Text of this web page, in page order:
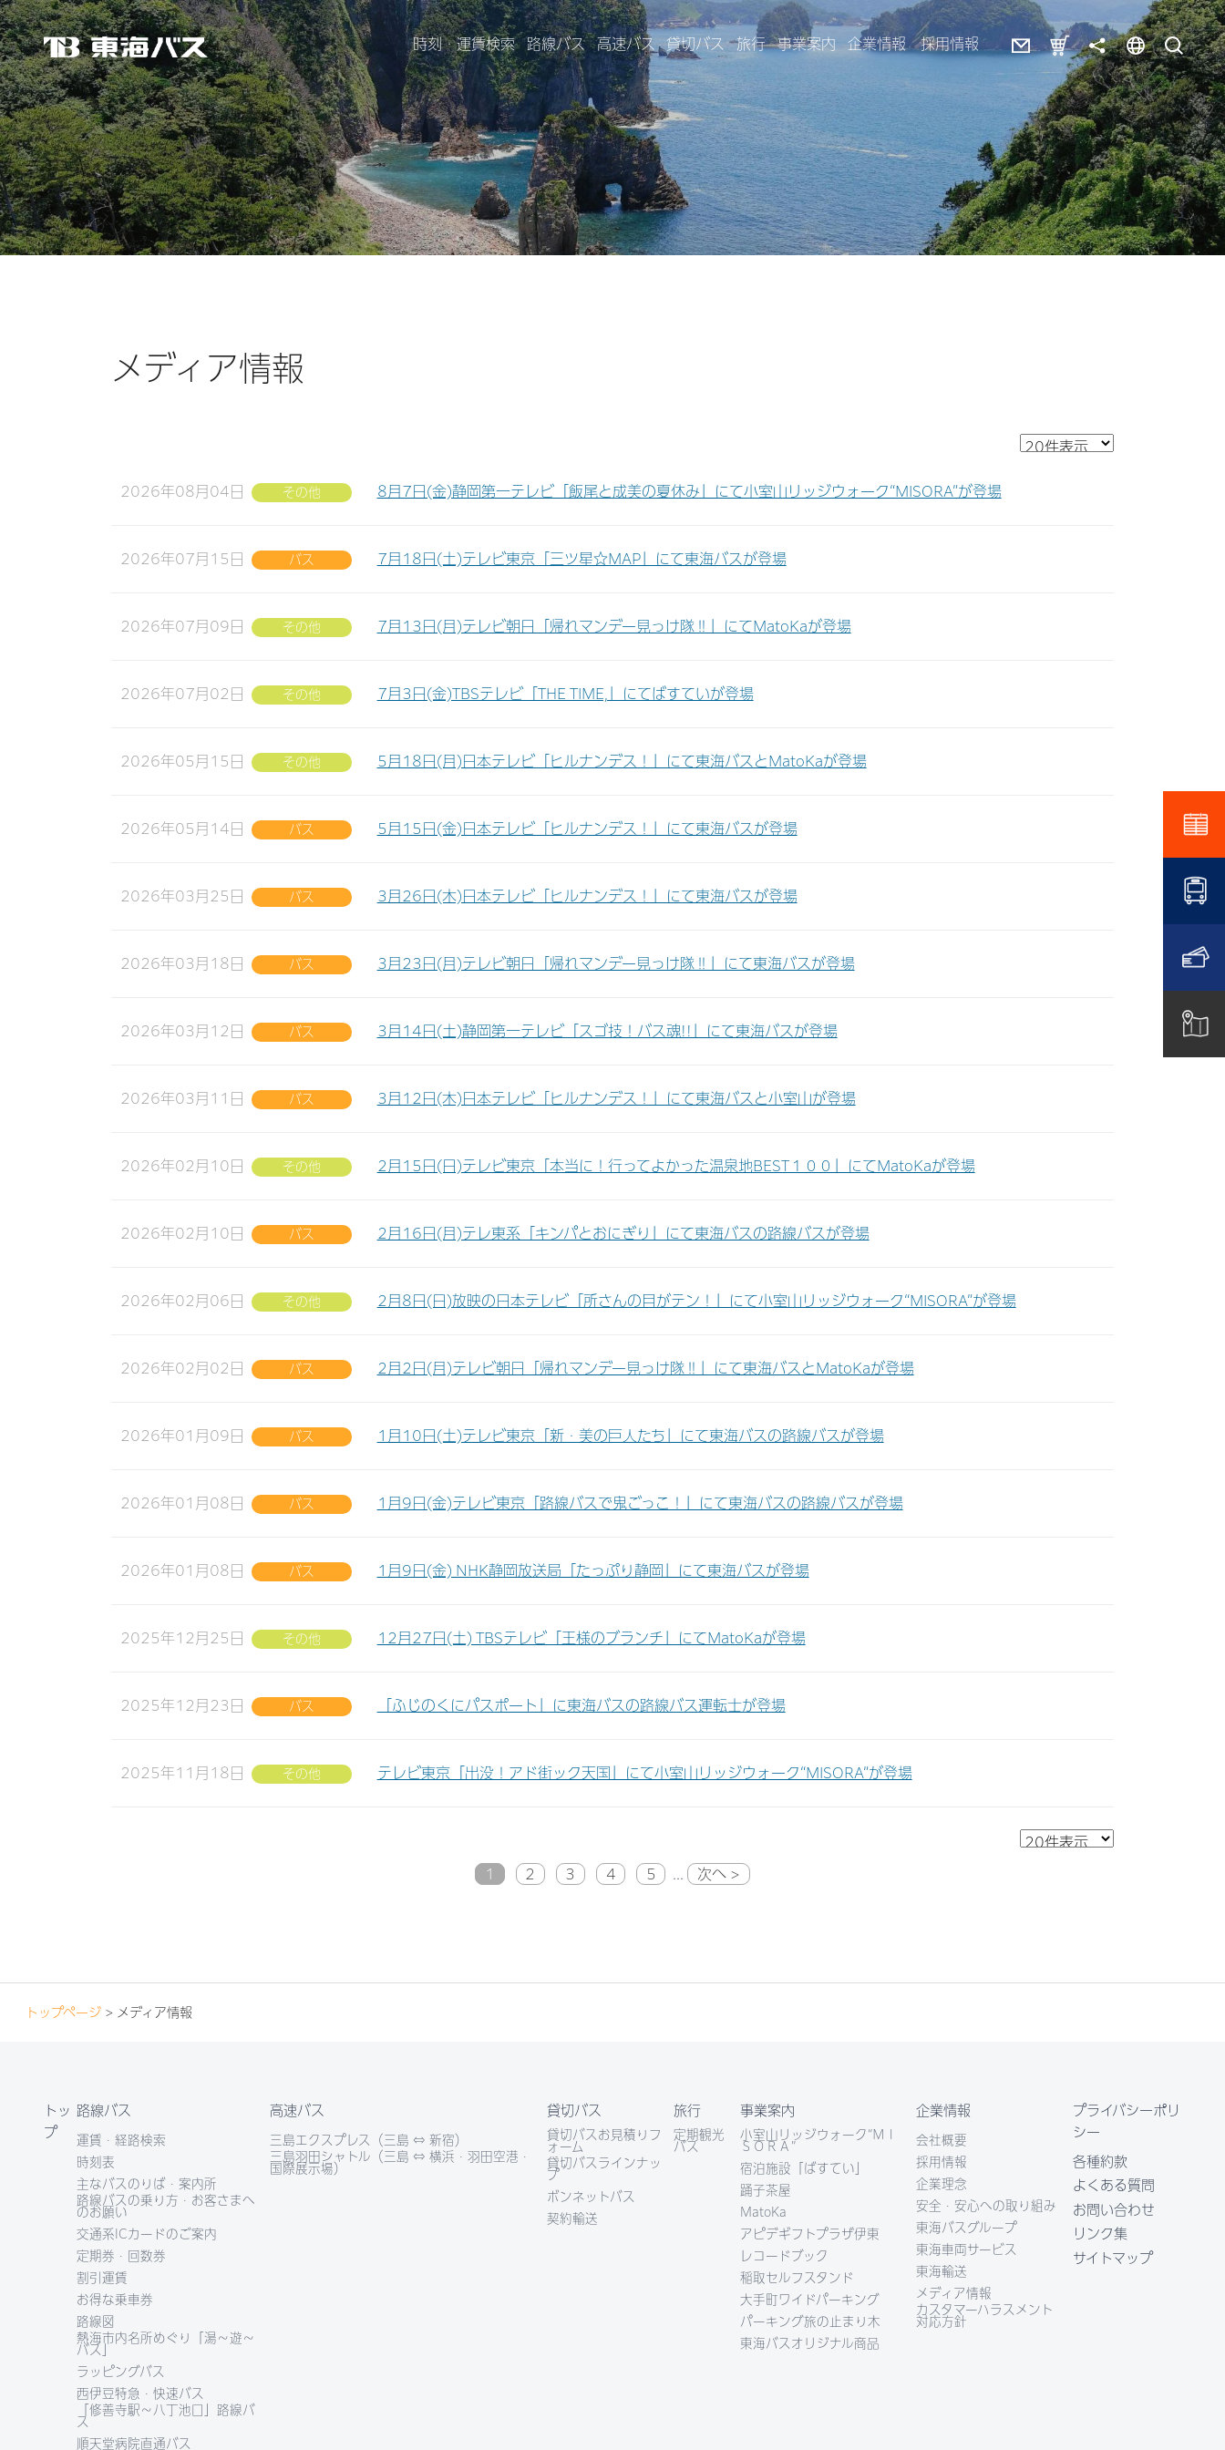
東海バス 時刻・運賃検索 路線バス 高速バス 貸切バス 旅行 事業案内 企業情報 採用情報
メディア情報
2026年08月04日 その他 8月7日(金)静岡第一テレビ「飯尾と成美の夏休み」にて小室山リッジウォーク“MISORA”が登場
2026年07月15日 バス 7月18日(土)テレビ東京「三ツ星☆MAP」にて東海バスが登場
2026年07月09日 その他 7月13日(月)テレビ朝日「帰れマンデー見っけ隊‼」にてMatoKaが登場
2026年07月02日 その他 7月3日(金)TBSテレビ「THE TIME,」にてばすていが登場
2026年05月15日 その他 5月18日(月)日本テレビ「ヒルナンデス！」にて東海バスとMatoKaが登場
2026年05月14日 バス 5月15日(金)日本テレビ「ヒルナンデス！」にて東海バスが登場
2026年03月25日 バス 3月26日(木)日本テレビ「ヒルナンデス！」にて東海バスが登場
2026年03月18日 バス 3月23日(月)テレビ朝日「帰れマンデー見っけ隊‼」にて東海バスが登場
2026年03月12日 バス 3月14日(土)静岡第一テレビ「スゴ技！バス魂!!」にて東海バスが登場
2026年03月11日 バス 3月12日(木)日本テレビ「ヒルナンデス！」にて東海バスと小室山が登場
2026年02月10日 その他 2月15日(日)テレビ東京「本当に！行ってよかった温泉地BEST１００」にてMatoKaが登場
2026年02月10日 バス 2月16日(月)テレ東系「キンパとおにぎり」にて東海バスの路線バスが登場
2026年02月06日 その他 2月8日(日)放映の日本テレビ「所さんの目がテン！」にて小室山リッジウォーク“MISORA”が登場
2026年02月02日 バス 2月2日(月)テレビ朝日「帰れマンデー見っけ隊‼」にて東海バスとMatoKaが登場
2026年01月09日 バス 1月10日(土)テレビ東京「新・美の巨人たち」にて東海バスの路線バスが登場
2026年01月08日 バス 1月9日(金)テレビ東京「路線バスで鬼ごっこ！」にて東海バスの路線バスが登場
2026年01月08日 バス 1月9日(金) NHK静岡放送局「たっぷり静岡」にて東海バスが登場
2025年12月25日 その他 12月27日(土) TBSテレビ「王様のブランチ」にてMatoKaが登場
2025年12月23日 バス 「ふじのくにパスポート」に東海バスの路線バス運転士が登場
2025年11月18日 その他 テレビ東京「出没！アド街ック天国」にて小室山リッジウォーク“MISORA”が登場
1 2 3 4 5 次へ >
トップページ > メディア情報
トッ
プ
路線バス
運賃・経路検索
時刻表
主なバスのりば・案内所
路線バスの乗り方・お客さまへ
のお願い
交通系ICカードのご案内
定期券・回数券
割引運賃
お得な乗車券
路線図
熱海市内名所めぐり「湯～遊～
バス」
ラッピングバス
西伊豆特急・快速バス
「修善寺駅～八丁池口」路線バ
ス
順天堂病院直通バス
高速バス
三島エクスプレス（三島 ⇔ 新宿）
三島羽田シャトル（三島 ⇔ 横浜・羽田空港・
国際展示場）
貸切バス
貸切バスお見積りフ
ォーム
貸切バスラインナッ
プ
ボンネットバス
契約輸送
旅行
定期観光
バス
事業案内
小室山リッジウォーク“ＭＩ
ＳＯＲＡ”
宿泊施設「ばすてい」
踊子茶屋
MatoKa
アピデギフトプラザ伊東
レコードブック
稲取セルフスタンド
大手町ワイドパーキング
パーキング旅の止まり木
東海バスオリジナル商品
企業情報
会社概要
採用情報
企業理念
安全・安心への取り組み
東海バスグループ
東海車両サービス
東海輸送
メディア情報
カスタマーハラスメント
対応方針
プライバシーポリ
シー
各種約款
よくある質問
お問い合わせ
リンク集
サイトマップ